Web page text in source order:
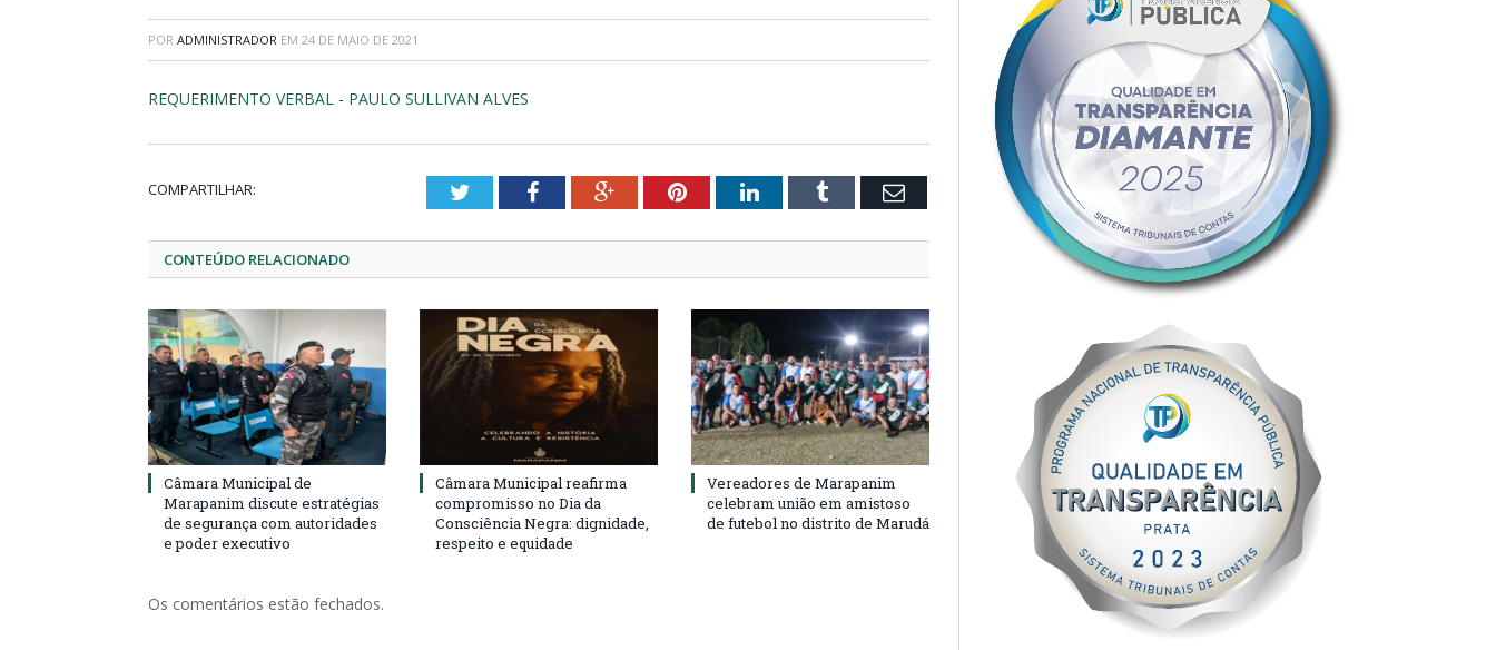
POR ADMINISTRADOR EM 24 DE MAIO DE 2021
REQUERIMENTO VERBAL - PAULO SULLIVAN ALVES
COMPARTILHAR: TwitterFacebookGoogle+PinterestLinkedInTumblr Email
CONTEÚDO RELACIONADO
Câmara Municipal de
Marapanim discute estratégias
de segurança com autoridades
e poder executivo
Câmara Municipal reafirma
compromisso no Dia da
Consciência Negra: dignidade,
respeito e equidade
Vereadores de Marapanim
celebram união em amistoso
de futebol no distrito de Marudá
Os comentários estão fechados.